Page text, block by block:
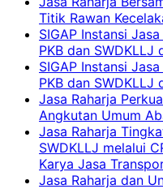
Titik Rawan
SIGAP Instansi
PKB dan SWDKLLJ
SIGAP Instansi
PKB dan SWDKLLJ
Jasa Raharja
Angkutan Umum
Jasa Raharja
SWDKLLJ melalui
Karya Jasa
Jasa Raharja dan